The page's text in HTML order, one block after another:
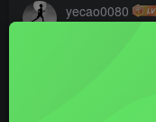
yecao0080